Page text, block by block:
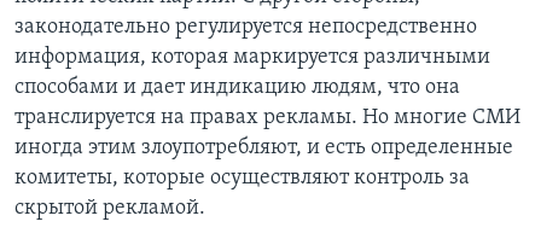
законодательно регулируется непосредственно
информация, которая маркируется различными
способами и дает индикацию людям, что она
транслируется на правах рекламы. Но многие СМИ
иногда этим злоупотребляют, и есть определенные
комитеты, которые осуществляют контроль за
скрытой рекламой.